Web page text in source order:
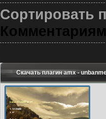
Сортировать
Комментариям
Скачать плагин amx -